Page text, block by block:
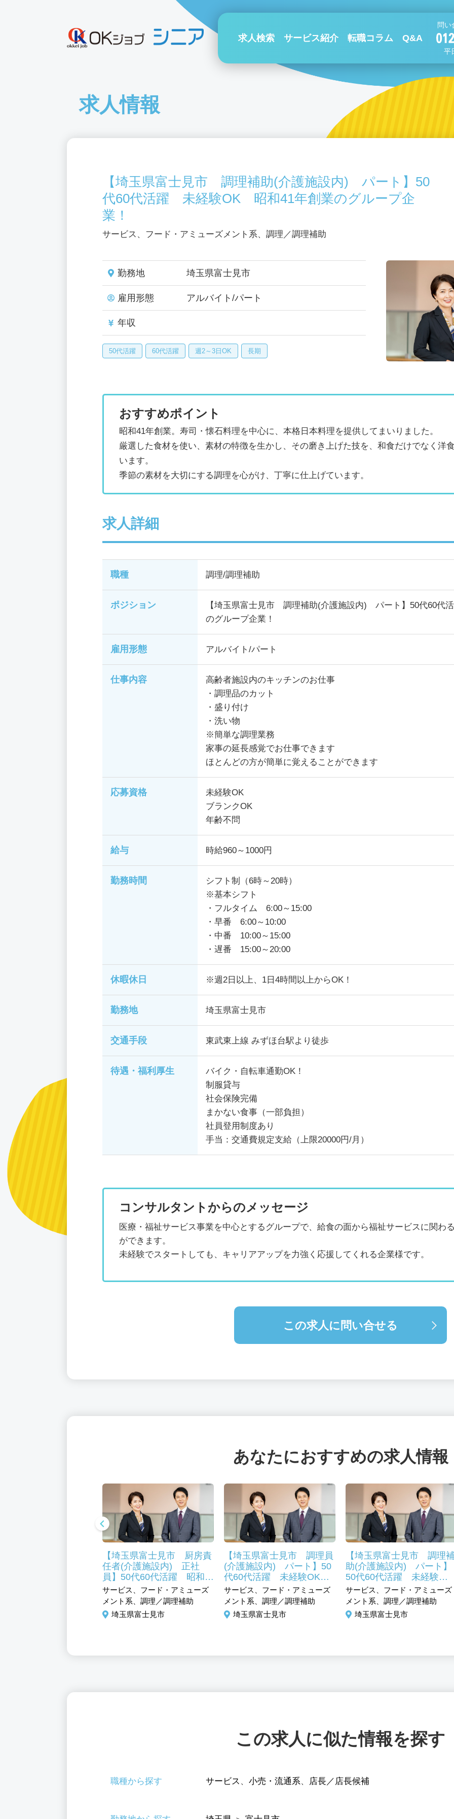
求人検索 サービス紹介 転職コラム Q&A
問い
平
求人情報
【埼玉県富士見市 調理補助(介護施設内) パート】50
代60代活躍 未経験OK 昭和41年創業のグループ企
業！
サービス、フード・アミューズメント系、調理／調理補助
勤務地 埼玉県富士見市
雇用形態 アルバイト/パート
年収
50代活躍 60代活躍 週2～3日OK 長期
おすすめポイント
昭和41年創業。寿司・懐石料理を中心に、本格日本料理を提供してまいりました。
厳選した食材を使い、素材の特徴を生かし、その磨き上げた技を、和食だけでなく洋
います。
季節の素材を大切にする調理を心がけ、丁寧に仕上げています。
求人詳細
職種 調理/調理補助
ポジション
【埼玉県富士見市 調理補助(介護施設内) パート】50代60
のグループ企業！
雇用形態 アルバイト/パート
仕事内容
高齢者施設内のキッチンのお仕事
・調理品のカット
・盛り付け
・洗い物
※簡単な調理業務
家事の延長感覚でお仕事できます
ほとんどの方が簡単に覚えることができます
応募資格
未経験OK
ブランクOK
年齢不問
給与 時給960～1000円
勤務時間
シフト制（6時～20時）
※基本シフト
・フルタイム 6:00～15:00
・早番 6:00～10:00
・中番 10:00～15:00
・遅番 15:00～20:00
休暇休日 ※週2日以上、1日4時間以上からOK！
勤務地 埼玉県富士見市
交通手段 東武東上線 みずほ台駅より徒歩
待遇・福利厚生
バイク・自転車通勤OK！
制服貸与
社会保険完備
まかない食事（一部負担）
社員登用制度あり
手当：交通費規定支給（上限20000円/月）
コンサルタントからのメッセージ
医療・福祉サービス事業を中心とするグループで、給食の面から福祉サービスに関わ
ができます。
未経験でスタートしても、キャリアアップを力強く応援してくれる企業様です。
この求人に問い合せる
あなたにおすすめの求人情報
【埼玉県富士見市 厨房責
任者(介護施設内) 正社
員】50代60代活躍 昭和
41年創業のグループ企業！
サービス、フード・アミューズ
メント系、調理／調理補助
埼玉県富士見市
【埼玉県富士見市 調理員
(介護施設内) パート】50
代60代活躍 未経験OK
昭和41年創業のグループ企
業！
サービス、フード・アミューズ
メント系、調理／調理補助
埼玉県富士見市
【埼玉県富士見市 調理
助(介護施設内) パート】
50代60代活躍 未経験
OK 昭和41年創業のグル
ープ企業！
サービス、フード・アミューズ
メント系、調理／調理補助
埼玉県富士見市
この求人に似た情報を探す
職種から探す サービス 、 小売・流通系、 店長／店長候補